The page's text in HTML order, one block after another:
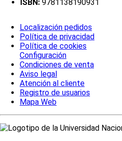
ISBN: 9781138190931
Localización pedidos
Política de privacidad
Política de cookies
Configuración
Condiciones de venta
Aviso legal
Atención al cliente
Registro de usuarios
Mapa Web